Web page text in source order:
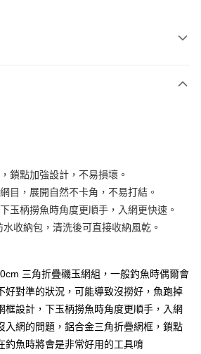
彰化商業銀行
台北富邦商業銀行
兆豐國際商業銀行
台中商業銀行
永豐商業銀行
中國信託商業銀行
台灣大哥大用戶可立即使用無須另外申請。
期」，訂單成立後會自動跳轉到大哥付的交易
費用金額請依後續交易確認頁面所載為準。
】
鎖點加強設計，不易損壞。
目，展開自然不卡角，不易打結。
玉柄撈魚時角度更順手，入網更快速。
收納包，清洗後可直接收納風乾。
三角折疊磯玉網組，一般釣魚時偶爾會
好對準的狀況，可能導致沒撈好，魚跑掉
框設計，下玉柄撈魚時角度更順手，入網
入網的問題，鋁合金三角折疊網框，鎖點
釣魚時將會是非常好用的工具唷